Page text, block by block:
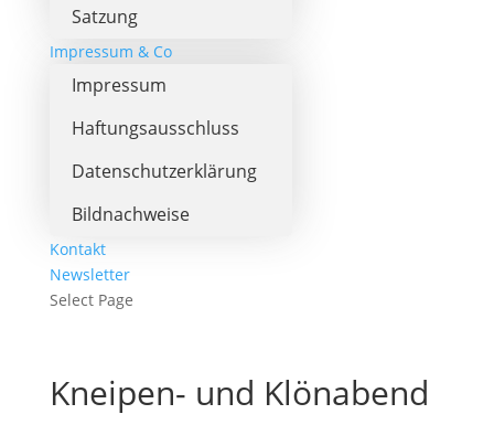
Satzung
Impressum & Co
Impressum
Haftungsausschluss
Datenschutzerklärung
Bildnachweise
Kontakt
Newsletter
Select Page
Kneipen- und Klönabend